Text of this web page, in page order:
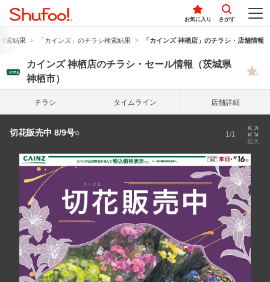
お気に入り さがす
索結果 「カインズ」のチラシ検索結果 「カインズ 神栖店」のチラシ・店舗情報
カインズ 神栖店のチラシ・セール情報（茨城県
神栖市）
チラシ タイム ライン 店舗詳細
切花販売中 8/9号○ 1/1
拡大